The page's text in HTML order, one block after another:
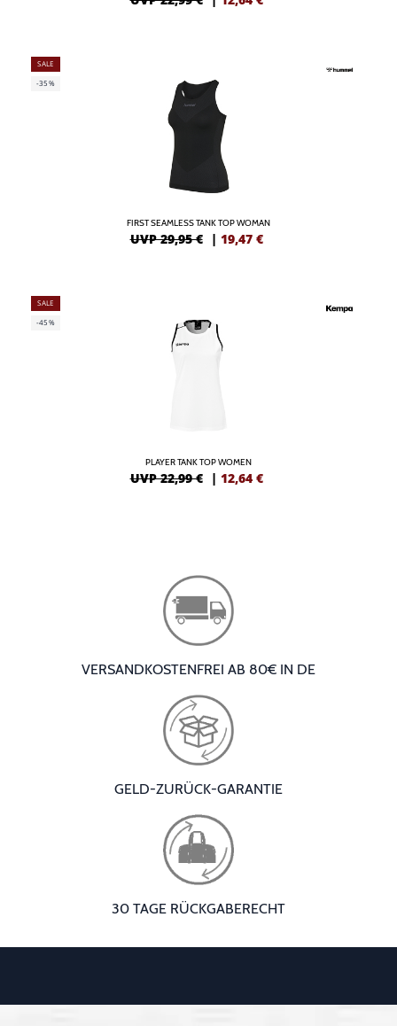
SALE
-35%
FIRST SEAMLESS TANK TOP WOMAN
UVP 29,95 € | 19,47 €
SALE
-45%
PLAYER TANK TOP WOMEN
UVP 22,99 € | 12,64 €
VERSANDKOSTENFREI AB 80€ IN DE
GELD-ZURÜCK-GARANTIE
30 TAGE RÜCKGABERECHT